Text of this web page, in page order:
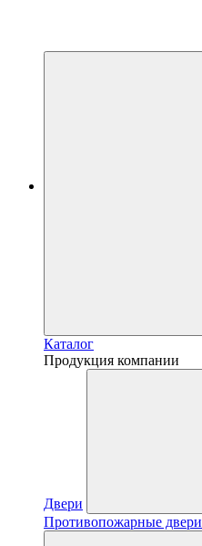
Каталог
Продукция компании
Двери
Противопожарные двери